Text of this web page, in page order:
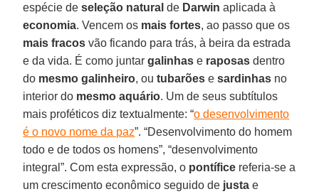
espécie deseleção natural de Darwin aplicada à
economia. Vencem os mais fortes, ao passo que os
mais fracos vão ficando para trás, à beira da estrada
e da vida. É como juntargalinhas e raposas dentro
do mesmo galinheiro, outubarões esardinhas no
interior do mesmo aquário. Um de seus subtítulos
mais proféticos diz textualmente: “o desenvolvimento
é o novo nome da paz”. “Desenvolvimento do homem
todo e de todos os homens”, “desenvolvimento
integral”. Com esta expressão, o pontífice referia-se a
um crescimento econômico seguido de justa e